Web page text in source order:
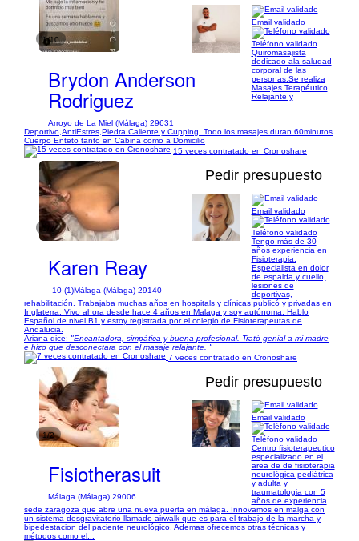
1/10
Brydon Anderson
Rodriguez
Arroyo de La Miel (Málaga) 29631
Email validado
Teléfono validado
Quiromasajista
dedicado ala saludad
corporal de las
personas.Se realiza
Masajes Terapéutico
Relajante y
Deportivo,AntiEstres,Piedra Caliente y Cupping. Todo los masajes duran 60minutos
Cuerpo Enteto tanto en Cabina como a Domicilio
15 veces contratado en Cronoshare
1/7
Pedir presupuesto
Karen Reay
10 (1)Málaga (Málaga) 29140
Email validado
Teléfono validado
Tengo más de 30
años experiencia en
Fisioterapia.
Especialista en dolor
de espalda y cuello,
lesiones de
deportivas,
rehabilitación. Trabajaba muchas años en hospitals y clínicas publicó y privadas en
Inglaterra. Vivo ahora desde hace 4 años en Malaga y soy autónoma. Hablo
Español de nivel B1 y estoy registrada por el colegio de Fisioterapeutas de
Andalucia.
Ariana dice: "Encantadora, simpática y buena profesional. Trató genial a mi madre
e hizo que desconectara con el masaje relajante. "
7 veces contratado en Cronoshare
1/2
Pedir presupuesto
Fisiotherasuit
Málaga (Málaga) 29006
Email validado
Teléfono validado
Centro fisioterapeutico
especializado en el
area de de fisioterapia
neurológica pediátrica
y adulta y
traumatologia con 5
años de experiencia
sede zaragoza que abre una nueva puerta en málaga. Innovamos en malga con
un sistema desgravitatorio llamado airwalk que es para el trabajo de la marcha y
bipedestacion del paciente neurológico. Ademas ofrecemos otras técnicas y
métodos como el...